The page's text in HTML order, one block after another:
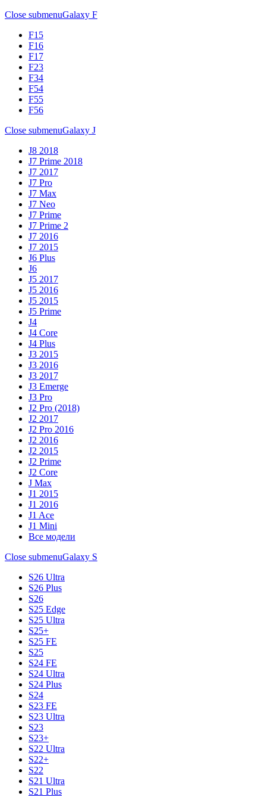
Close submenuGalaxy F
F15
F16
F17
F23
F34
F54
F55
F56
Close submenuGalaxy J
J8 2018
J7 Prime 2018
J7 2017
J7 Pro
J7 Max
J7 Neo
J7 Prime
J7 Prime 2
J7 2016
J7 2015
J6 Plus
J6
J5 2017
J5 2016
J5 2015
J5 Prime
J4
J4 Core
J4 Plus
J3 2015
J3 2016
J3 2017
J3 Emerge
J3 Pro
J2 Pro (2018)
J2 2017
J2 Pro 2016
J2 2016
J2 2015
J2 Prime
J2 Core
J Max
J1 2015
J1 2016
J1 Ace
J1 Mini
Все модели
Close submenuGalaxy S
S26 Ultra
S26 Plus
S26
S25 Edge
S25 Ultra
S25+
S25 FE
S25
S24 FE
S24 Ultra
S24 Plus
S24
S23 FE
S23 Ultra
S23
S23+
S22 Ultra
S22+
S22
S21 Ultra
S21 Plus